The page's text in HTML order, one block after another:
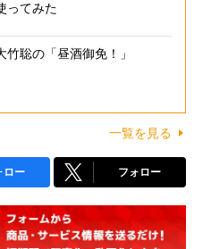
ってみた
竹聡の「昼酒御免！」
一覧を見る
ロー フォロー